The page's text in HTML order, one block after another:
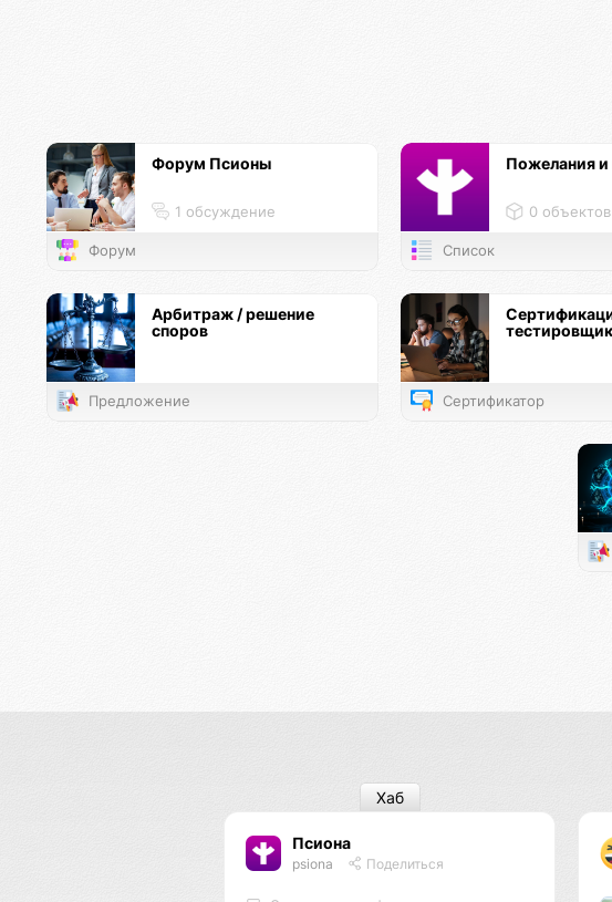
Форум Псионы
1 обсуждение
Форум
Пожелания
0 объектов
Список
Арбитраж / решение
споров
Предложение Сертификатор
Псиона
psiona Поделиться
Хаб